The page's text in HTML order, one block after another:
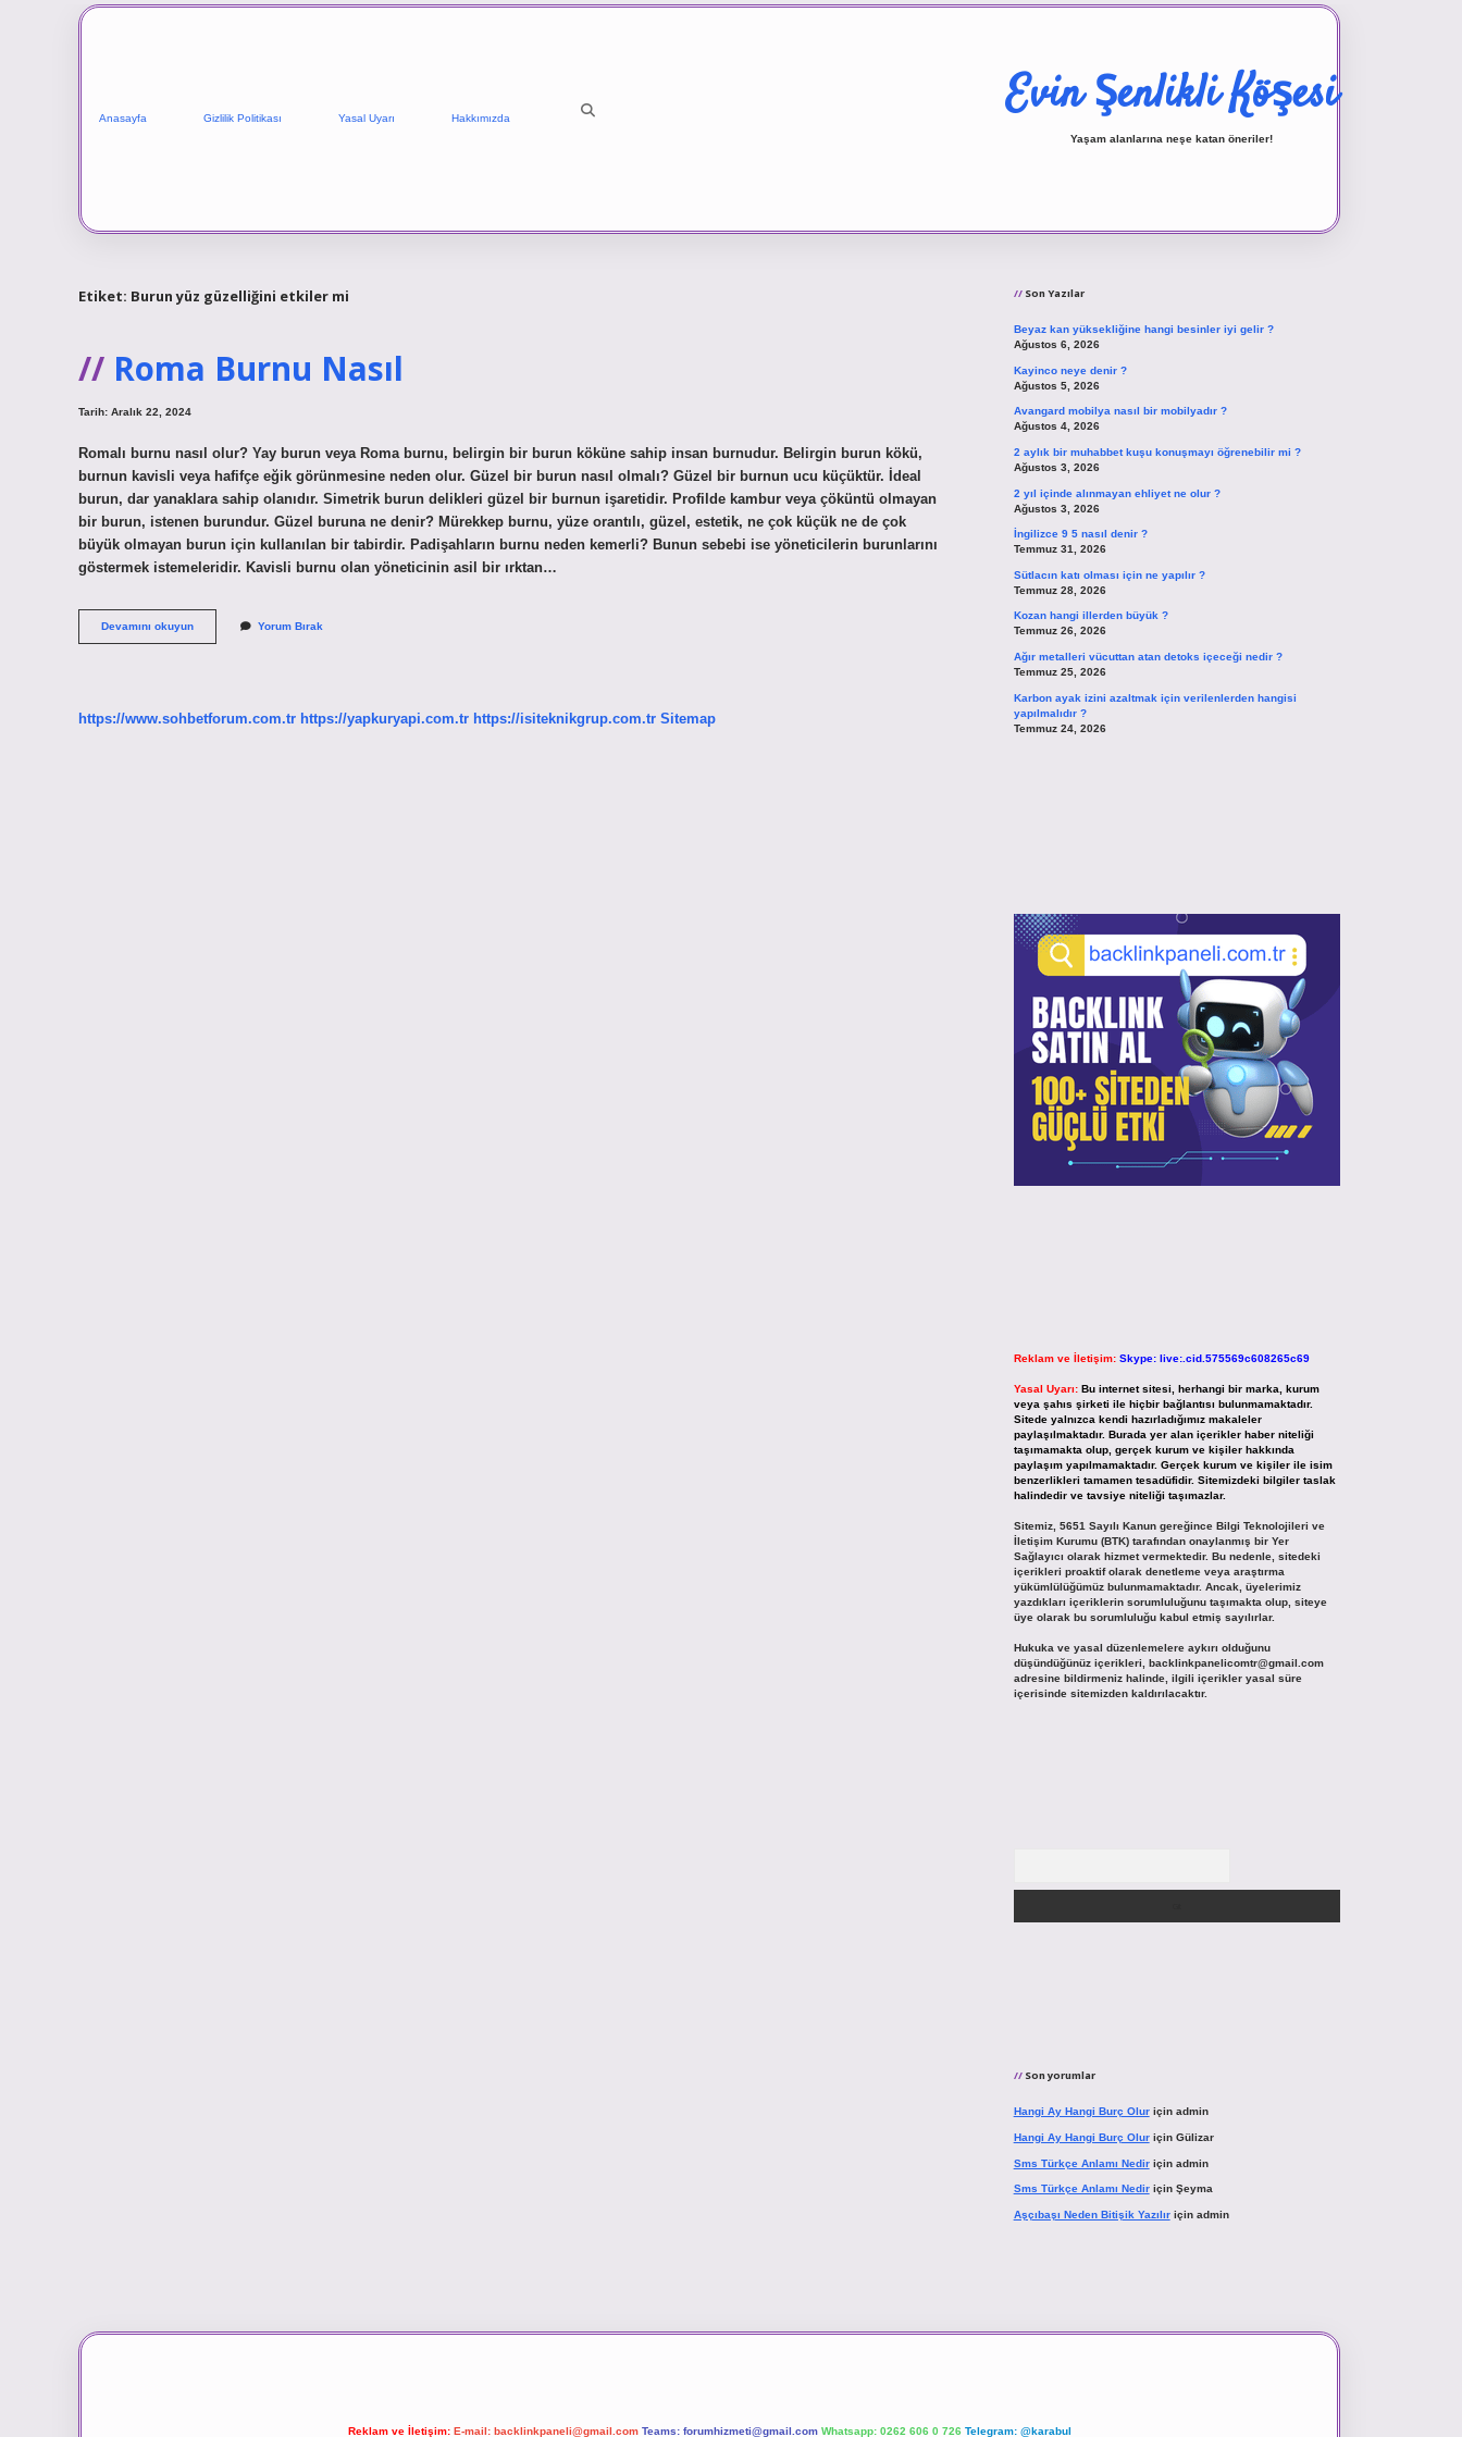
Anasayfa Gizlilik Politikası Yasal Uyarı Hakkımızda Evin Şenlikli Köşesi
Yaşam alanlarına neşe katan öneriler!
Etiket: Burun yüz güzelliğini etkiler mi
Roma Burnu Nasıl
Tarih: Aralık 22, 2024
Romalı burnu nasıl olur? Yay burun veya Roma burnu, belirgin bir burun köküne sahip insan burnudur. Belirgin burun kökü,
burnun kavisli veya hafifçe eğik görünmesine neden olur. Güzel bir burun nasıl olmalı? Güzel bir burnun ucu küçüktür. İdeal
burun, dar yanaklara sahip olanıdır. Simetrik burun delikleri güzel bir burnun işaretidir. Profilde kambur veya çöküntü olmayan
bir burun, istenen burundur. Güzel buruna ne denir? Mürekkep burnu, yüze orantılı, güzel, estetik, ne çok küçük ne de çok
büyük olmayan burun için kullanılan bir tabirdir. Padişahların burnu neden kemerli? Bunun sebebi ise yöneticilerin burunlarını
göstermek istemeleridir. Kavisli burnu olan yöneticinin asil bir ırktan…
Devamını okuyunRoma
Burnu
Yorum Bırak
https://www.sohbetforum.com.tr https://yapkuryapi.com.tr https://isiteknikgrup.com.tr Sitemap
Son Yazılar
Beyaz kan yüksekliğine hangi besinler iyi gelir ?
Ağustos 6, 2026
Kayinco neye denir ?
Ağustos 5, 2026
Avangard mobilya nasıl bir mobilyadır ?
Ağustos 4, 2026
2 aylık bir muhabbet kuşu konuşmayı öğrenebilir mi ?
Ağustos 3, 2026
2 yıl içinde alınmayan ehliyet ne olur ?
Ağustos 3, 2026
İngilizce 9 5 nasıl denir ?
Temmuz 31, 2026
Sütlacın katı olması için ne yapılır ?
Temmuz 28, 2026
Kozan hangi illerden büyük ?
Temmuz 26, 2026
Ağır metalleri vücuttan atan detoks içeceği nedir ?
Temmuz 25, 2026
Karbon ayak izini azaltmak için verilenlerden hangisi
yapılmalıdır ?
Temmuz 24, 2026
Reklam ve İletişim: Skype: live:.cid.575569c608265c69
Yasal Uyarı: Bu internet sitesi, herhangi bir marka, kurum
veya şahıs şirketi ile hiçbir bağlantısı bulunmamaktadır.
Sitede yalnızca kendi hazırladığımız makaleler
paylaşılmaktadır. Burada yer alan içerikler haber niteliği
taşımamakta olup, gerçek kurum ve kişiler hakkında
paylaşım yapılmamaktadır. Gerçek kurum ve kişiler ile isim
benzerlikleri tamamen tesadüfidir. Sitemizdeki bilgiler taslak
halindedir ve tavsiye niteliği taşımazlar.
Sitemiz, 5651 Sayılı Kanun gereğince Bilgi Teknolojileri ve
İletişim Kurumu (BTK) tarafından onaylanmış bir Yer
Sağlayıcı olarak hizmet vermektedir. Bu nedenle, sitedeki
içerikleri proaktif olarak denetleme veya araştırma
yükümlülüğümüz bulunmamaktadır. Ancak, üyelerimiz
yazdıkları içeriklerin sorumluluğunu taşımakta olup, siteye
üye olarak bu sorumluluğu kabul etmiş sayılırlar.
Hukuka ve yasal düzenlemelere aykırı olduğunu
düşündüğünüz içerikleri, backlinkpanelicomtr@gmail.com
adresine bildirmeniz halinde, ilgili içerikler yasal süre
içerisinde sitemizden kaldırılacaktır.
Son yorumlar
Hangi Ay Hangi Burç Oluriçin admin
Hangi Ay Hangi Burç Oluriçin Gülizar
Sms Türkçe Anlamı Nediriçin admin
Sms Türkçe Anlamı Nediriçin Şeyma
Aşçıbaşı Neden Bitişik Yazılıriçin admin
Reklam ve İletişim: E-mail: backlinkpaneli@gmail.com Teams: forumhizmeti@gmail.com Whatsapp: 0262 606 0 726 Telegram: @karabul